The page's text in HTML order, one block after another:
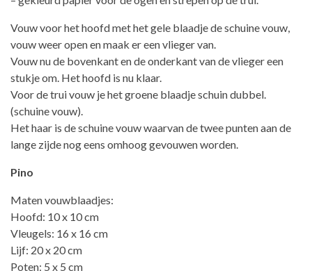
Vouw voor het hoofd met het gele blaadje de schuine vouw,
vouw weer open en maak er een vlieger van.
Vouw nu de bovenkant en de onderkant van de vlieger een
stukje om. Het hoofd is nu klaar.
Voor de trui vouw je het groene blaadje schuin dubbel.
(schuine vouw).
Het haar is de schuine vouw waarvan de twee punten aan de
lange zijde nog eens omhoog gevouwen worden.
Pino
Maten vouwblaadjes:
Hoofd: 10 x 10 cm
Vleugels: 16 x 16 cm
Lijf: 20 x 20 cm
Poten: 5 x 5 cm